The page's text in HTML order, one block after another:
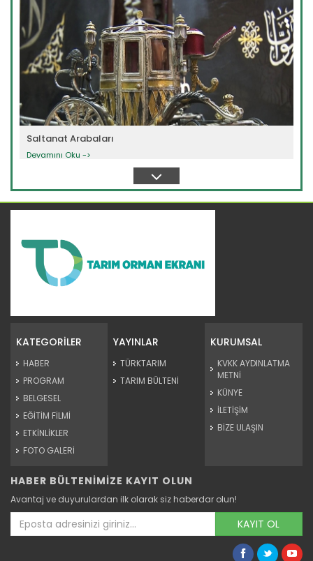
Saltanat Arabaları
Devamını Oku ->
Kumaş İşleme Sanatı
Devamını Oku ->
KATEGORİLER
HABER
PROGRAM
BELGESEL
EĞİTİM FİLMİ
ETKİNLİKLER
FOTO GALERİ
YAYINLAR
TÜRKTARIM
TARIM BÜLTENİ
KURUMSAL
KVKK AYDINLATMA
METNİ
KÜNYE
İLETİŞİM
BİZE ULAŞIN
HABER BÜLTENİMİZE KAYIT OLUN
Avantaj ve duyurulardan ilk olarak siz haberdar olun!
KAYIT OL